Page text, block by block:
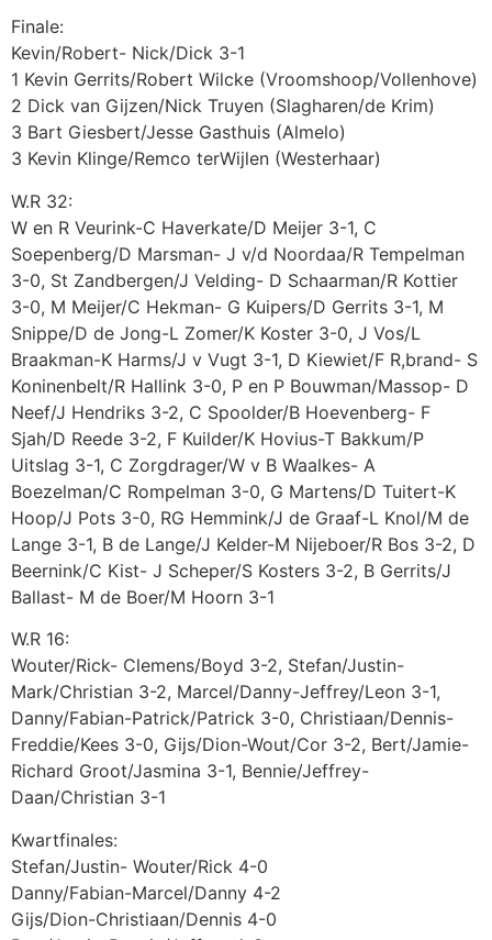
Finale:
Kevin/Robert- Nick/Dick 3-1
1 Kevin Gerrits/Robert Wilcke (Vroomshoop/Vollenhove)
2 Dick van Gijzen/Nick Truyen (Slagharen/de Krim)
3 Bart Giesbert/Jesse Gasthuis (Almelo)
3 Kevin Klinge/Remco terWijlen (Westerhaar)
W.R 32:
W en R Veurink-C Haverkate/D Meijer 3-1, C
Soepenberg/D Marsman- J v/d Noordaa/R Tempelman
3-0, St Zandbergen/J Velding- D Schaarman/R Kottier
3-0, M Meijer/C Hekman- G Kuipers/D Gerrits 3-1, M
Snippe/D de Jong-L Zomer/K Koster 3-0, J Vos/L
Braakman-K Harms/J v Vugt 3-1, D Kiewiet/F R,brand- S
Koninenbelt/R Hallink 3-0, P en P Bouwman/Massop- D
Neef/J Hendriks 3-2, C Spoolder/B Hoevenberg- F
Sjah/D Reede 3-2, F Kuilder/K Hovius-T Bakkum/P
Uitslag 3-1, C Zorgdrager/W v B Waalkes- A
Boezelman/C Rompelman 3-0, G Martens/D Tuitert-K
Hoop/J Pots 3-0, RG Hemmink/J de Graaf-L Knol/M de
Lange 3-1, B de Lange/J Kelder-M Nijeboer/R Bos 3-2, D
Beernink/C Kist- J Scheper/S Kosters 3-2, B Gerrits/J
Ballast- M de Boer/M Hoorn 3-1
W.R 16:
Wouter/Rick- Clemens/Boyd 3-2, Stefan/Justin-
Mark/Christian 3-2, Marcel/Danny-Jeffrey/Leon 3-1,
Danny/Fabian-Patrick/Patrick 3-0, Christiaan/Dennis-
Freddie/Kees 3-0, Gijs/Dion-Wout/Cor 3-2, Bert/Jamie-
Richard Groot/Jasmina 3-1, Bennie/Jeffrey-
Daan/Christian 3-1
Kwartfinales:
Stefan/Justin- Wouter/Rick 4-0
Danny/Fabian-Marcel/Danny 4-2
Gijs/Dion-Christiaan/Dennis 4-0